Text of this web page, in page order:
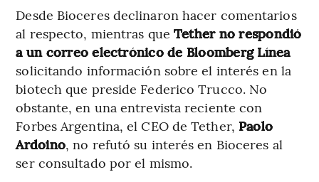
Desde Bioceres declinaron hacer comentarios
al respecto, mientras que Tether no respondió
a un correo electrónico de Bloomberg Línea
solicitando información sobre el interés en la
biotech que preside Federico Trucco. No
obstante, en una entrevista reciente con
Forbes Argentina, el CEO de Tether, Paolo
Ardoino, no refutó su interés en Bioceres al
ser consultado por el mismo.